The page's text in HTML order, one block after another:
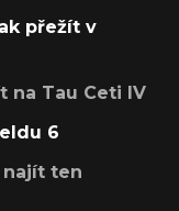
přežít v
na Tau Ceti IV
6
najít ten